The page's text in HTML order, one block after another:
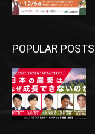
POPULAR POSTS